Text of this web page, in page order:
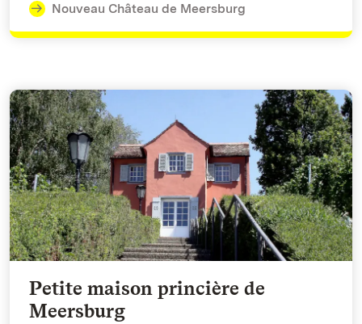
Nouveau Château de Meersburg
Petite maison princière de
Meersburg